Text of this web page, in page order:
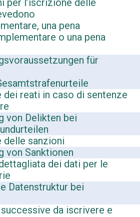
una pena
o una pena
für
reati in caso di sentenze
von Delikten bei
delle sanzioni
von Sanktionen
dei dati per le
Datenstruktur bei
da iscrivere e